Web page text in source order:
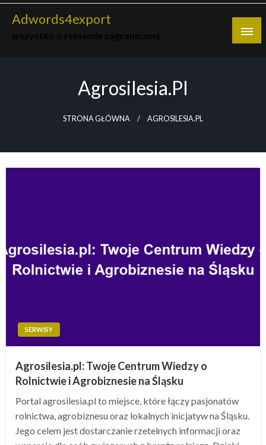
Skip
Adwords4export
Agrosilesia.pl
STRONA GŁÓWNA AGROSILESIA.PL
SERWISY
Agrosilesia.pl: Twoje Centrum Wiedzy o
Rolnictwie i Agrobiznesie na Śląsku
Portal agrosilesia.pl to miejsce, które łączy pasjonatów
rolnictwa, agrobiznesu oraz lokalnych inicjatyw na Śląsku.
Jego celem jest dostarczanie rzetelnych informacji oraz